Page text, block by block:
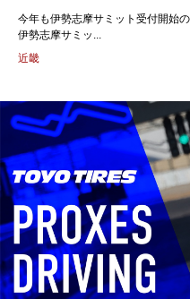
今年も伊勢志摩サミット受付開始の季節が
伊勢志摩サミッ...
近畿